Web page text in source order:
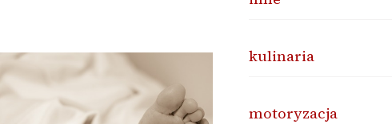
kulinaria
motoryzacja